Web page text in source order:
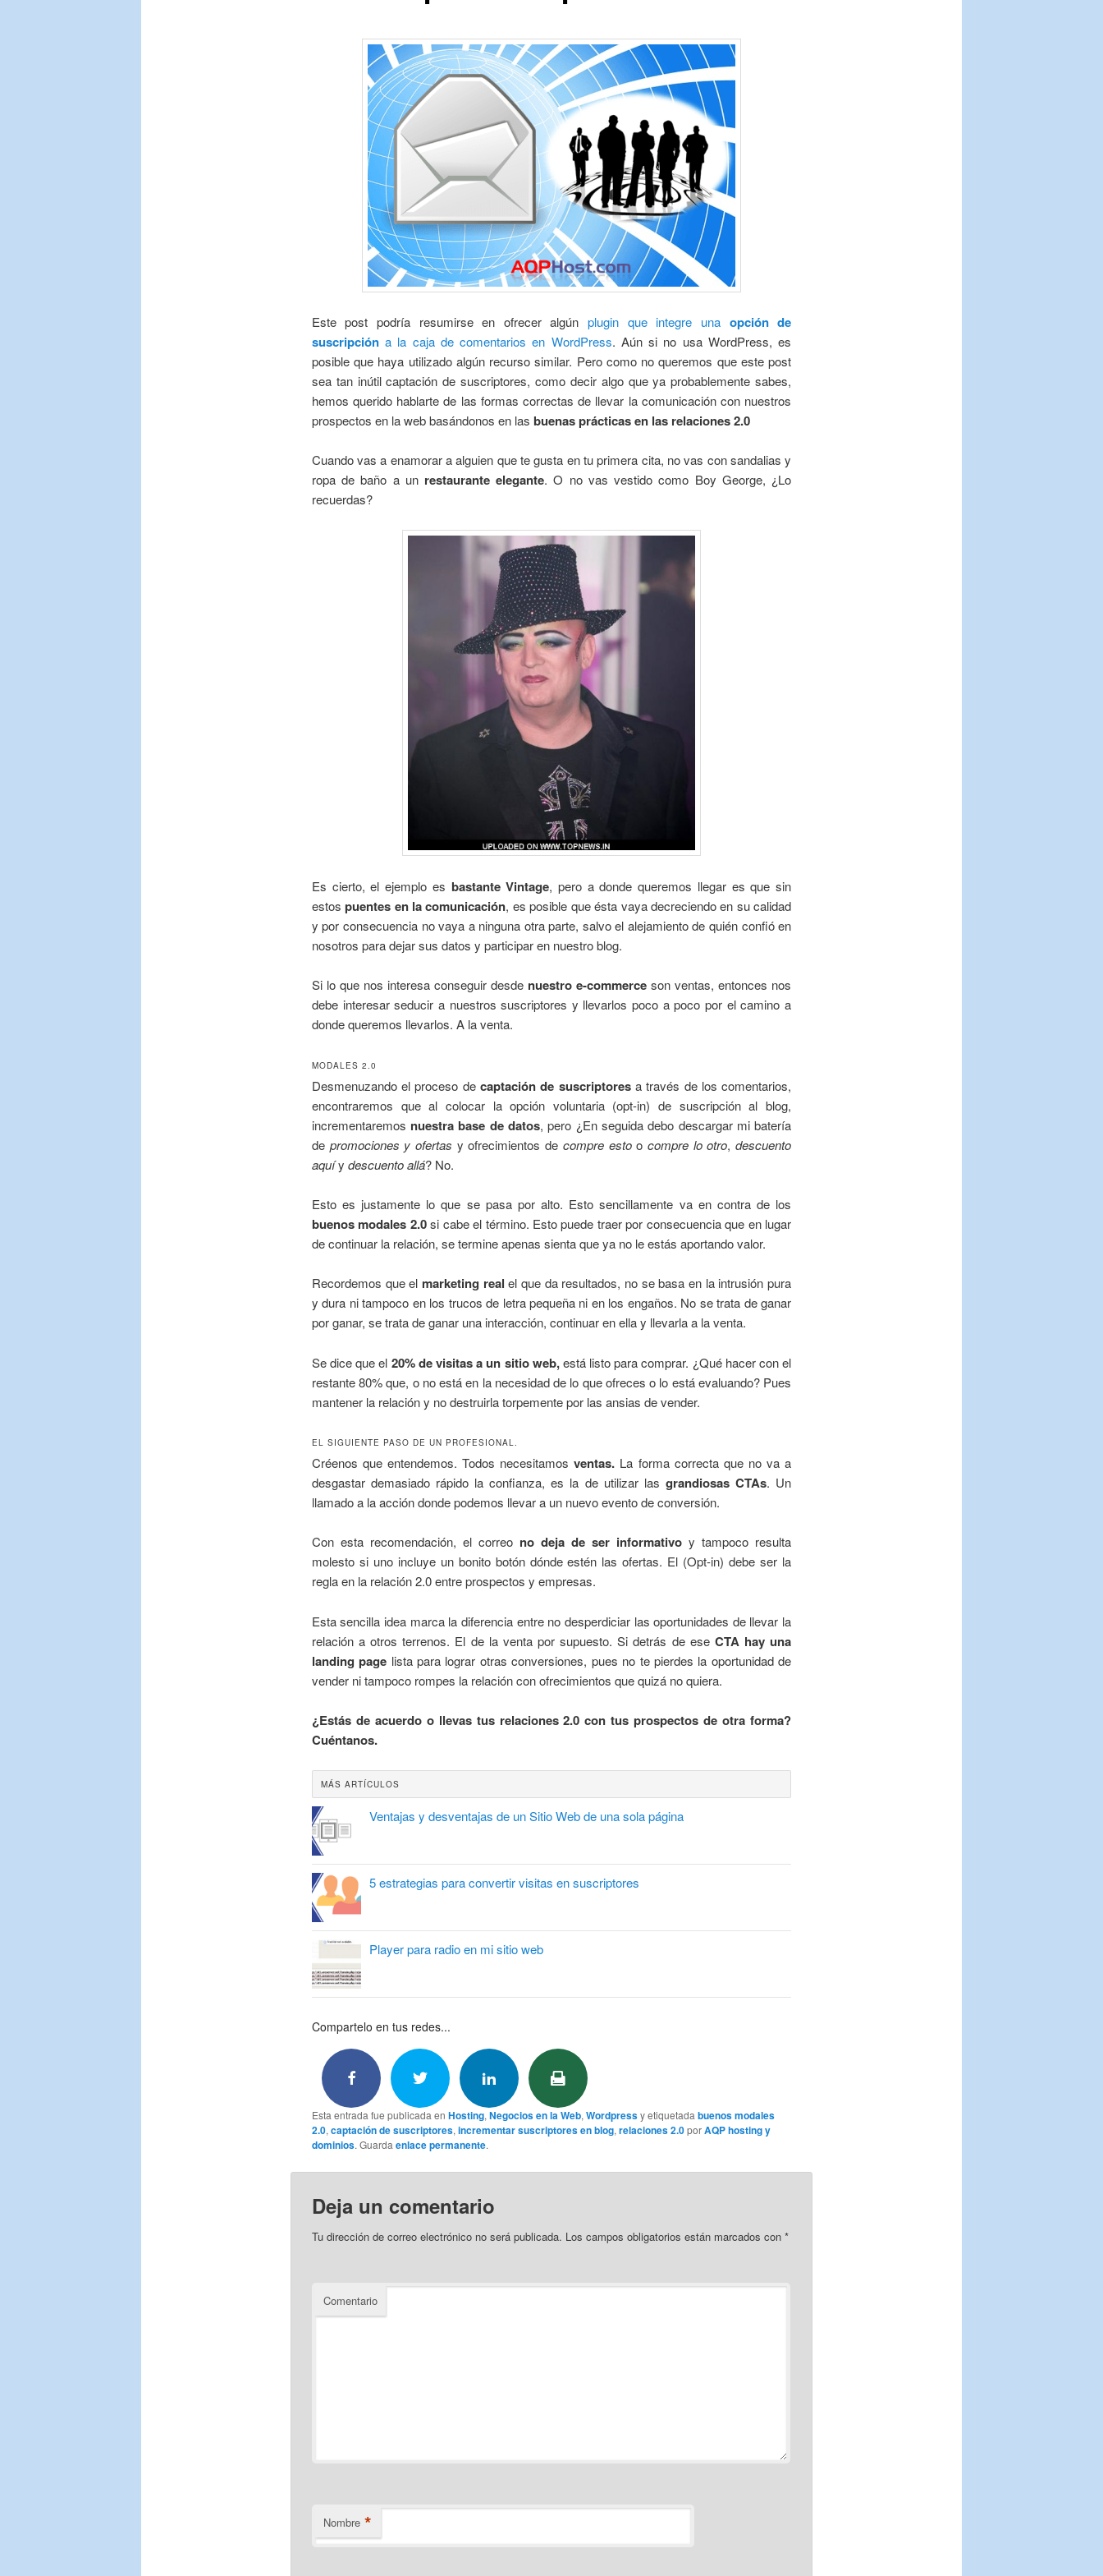
Este post podría resumirse en ofrecer algúnplugin que integre una opción de
suscripcióna la caja de comentarios en WordPress. Aún si no usa WordPress, es
posible que haya utilizado algún recurso similar. Pero como no queremos que este post
sea tan inútil captación de suscriptores, como decir algo que ya probablemente sabes,
hemos querido hablarte de las formas correctasde llevar la comunicación con nuestros
prospectos en la web basándonos en las buenas prácticas en las relaciones 2.0
Cuando vas a enamorar a alguien que te gusta en tu primera cita, no vas con sandalias y
ropa de baño a un restaurante elegante. O no vas vestido como Boy George, ¿Lo
recuerdas?
Es cierto, el ejemplo es bastante Vintage, pero a donde queremos llegar es que sin
estos puentes en la comunicación, es posible que ésta vaya decreciendo en su calidad
y por consecuencia no vaya a ninguna otra parte, salvo el alejamiento de quién confió en
nosotros para dejar sus datos y participar en nuestro blog.
Si lo que nos interesa conseguir desde nuestro e-commerce son ventas, entonces nos
debe interesar seducir a nuestros suscriptores y llevarlos poco a poco por el camino a
donde queremos llevarlos. A la venta.
MODALES 2.0
Desmenuzando el proceso decaptación de suscriptoresa través de los comentarios,
encontraremos que al colocar la opción voluntaria (opt-in) de suscripción al blog,
incrementaremos nuestra base de datos, pero ¿En seguida debo descargar mi batería
de promociones y ofertas y ofrecimientos de compre estoocompre lo otro,descuento
aquíy descuento allá? No.
Esto es justamente lo que se pasa por alto. Esto sencillamente va en contra de los
buenos modales 2.0si cabe el término. Esto puede traer por consecuencia que en lugar
de continuar la relación, se termine apenas sienta que ya no le estás aportando valor.
Recordemos que el marketing real el que da resultados, no se basa en la intrusión pura
y dura ni tampoco en los trucos de letra pequeña ni en los engaños. No se trata de ganar
por ganar, se trata de ganar una interacción, continuar en ella y llevarla a la venta.
Se dice que el 20% de visitas a un sitio web,está listo para comprar. ¿Qué hacer con el
restante 80% que, o no está en la necesidad de lo que ofreces o lo está evaluando? Pues
mantener la relación y no destruirla torpemente por las ansias de vender.
EL SIGUIENTE PASO DE UN PROFESIONAL.
Créenos que entendemos. Todos necesitamosventas. La forma correcta que no va a
desgastar demasiado rápido la confianza, es la de utilizar las grandiosas CTAs. Un
llamado a la acción donde podemos llevar a un nuevo evento de conversión.
Con esta recomendación, el correono deja de ser informativo y tampoco resulta
molesto si uno incluye un bonito botón dónde estén las ofertas. El (Opt-in) debe ser la
regla en la relación 2.0 entre prospectos y empresas.
Esta sencilla idea marca la diferencia entre no desperdiciar las oportunidades de llevar la
relación a otros terrenos. El de la venta por supuesto. Si detrás de ese CTA hay una
landing page lista para lograr otras conversiones, pues no te pierdes la oportunidad de
vender ni tampoco rompes la relación con ofrecimientos que quizá no quiera.
¿Estás de acuerdo o llevas tus relaciones 2.0 con tus prospectos de otra forma?
Cuéntanos.
MÁS ARTÍCULOS
Ventajas y desventajas de un Sitio Web de una sola página
5 estrategias para convertir visitas en suscriptores
Player para radio en mi sitio web
Compartelo en tus redes...
Esta entrada fue publicada en Hosting, Negocios en la Web, Wordpressy etiquetada buenos modales
2.0, captación de suscriptores, incrementar suscriptores en blog, relaciones 2.0porAQP hosting y
dominios. Guarda enlace permanente.
Deja un comentario
Tu dirección de correo electrónico no será publicada. Los campos obligatorios están marcados con *
Comentario
Nombre *